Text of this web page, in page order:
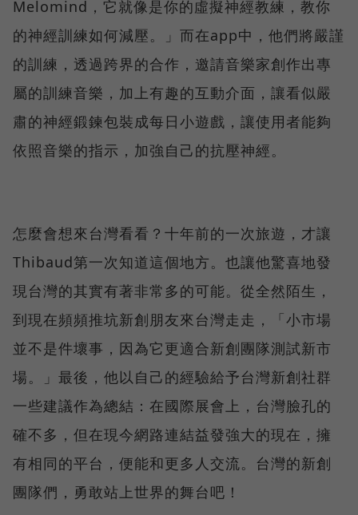
Melomind，它就像是你的虛擬神經教練，教你
的神經訓練如何減壓。」而在app中，他們將嚴謹
的訓練，透過跨界的合作，邀請音樂家創作出專
屬的訓練音樂，加上有趣的互動介面，讓看似嚴
肅的神經鍛鍊包裝成每日小遊戲，讓使用者能夠
依照音樂的指示，加強自己的抗壓神經。
怎麼會想來台灣看看？十年前的一次旅遊，才讓
Thibaud第一次知道這個地方。也讓他驚喜地發
現台灣的其實有著非常多的可能。從全然陌生，
到現在頻頻推坑新創朋友來台灣走走，「小市場
並不是件壞事，因為它更適合新創團隊測試新市
場。」最後，他以自己的經驗給予台灣新創社群
一些建議作為總結：在國際展會上，台灣臉孔的
確不多，但在現今網路連結益發強大的現在，擁
有相同的平台，便能和更多人交流。台灣的新創
團隊們，勇敢站上世界的舞台吧！